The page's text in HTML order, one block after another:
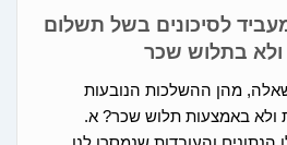
לסיכונים בשל תשלום
בתלוש שכר
מהן ההשלכות הנובעות
ולא באמצעות תלוש שכר? א.